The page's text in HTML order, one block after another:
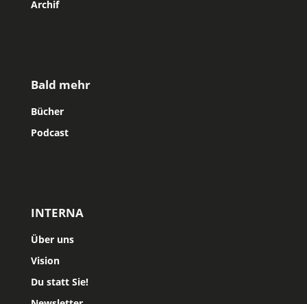
Archif
Bald mehr
Bücher
Podcast
INTERNA
Über uns
Vision
Du statt Sie!